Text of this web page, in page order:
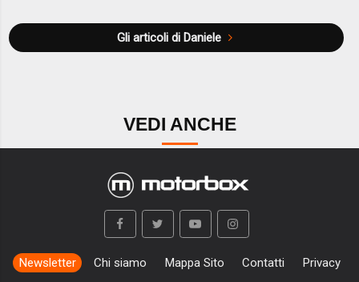
Gli articoli di Daniele
VEDI ANCHE
Newsletter Chi siamo Mappa Sito Contatti
Privacy